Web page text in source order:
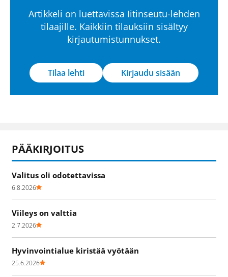
Artikkeli on luettavissa Iitinseutu-lehden
tilaajille. Kaikkiin tilauksiin sisältyy
kirjautumistunnukset.
Tilaa lehti Kirjaudu sisään
PÄÄKIRJOITUS
Valitus oli odotettavissa
6.8.2026
Viileys on valttia
2.7.2026
Hyvinvointialue kiristää vyötään
25.6.2026